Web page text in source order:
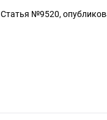
Статья №9520,